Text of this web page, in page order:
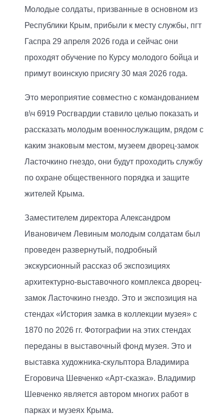
Молодые солдаты, призванные в основном из
Республики Крым, прибыли к месту службы, пгт
Гаспра 29 апреля 2026 года и сейчас они
проходят обучение по Курсу молодого бойца и
примут воинскую присягу 30 мая 2026 года.
Это мероприятие совместно с командованием
в\ч 6919 Росгвардии ставило целью показать и
рассказать молодым военнослужащим, рядом с
каким знаковым местом, музеем дворец-замок
Ласточкино гнездо, они будут проходить службу
по охране общественного порядка и защите
жителей Крыма.
Заместителем директора Александром
Ивановичем Левиным молодым солдатам был
проведен развернутый, подробный
экскурсионный рассказ об экспозициях
архитектурно-выставочного комплекса дворец-
замок Ласточкино гнездо. Это и экспозиция на
стендах «История замка в коллекции музея» с
1870 по 2026 гг. Фотографии на этих стендах
переданы в выставочный фонд музея. Это и
выставка художника-скульптора Владимира
Егоровича Шевченко «Арт-сказка». Владимир
Шевченко является автором многих работ в
парках и музеях Крыма.